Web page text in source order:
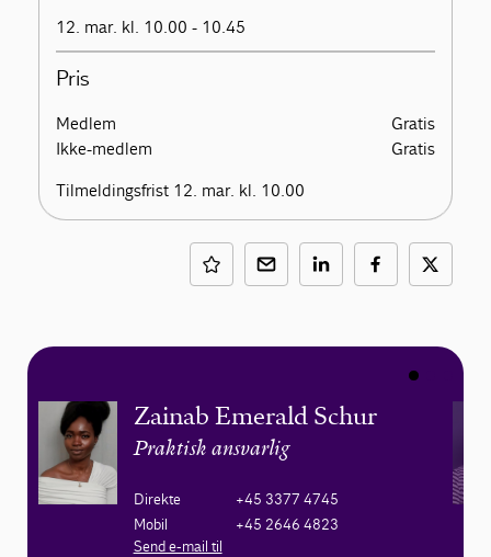
12. mar. kl. 10.00 - 10.45
Pris
Medlem
Gratis
Ikke-medlem
Gratis
Tilmeldingsfrist 12. mar. kl. 10.00
Zainab Emerald Schur
Praktisk ansvarlig
Direkte
+45 3377 4745
Mobil
+45 2646 4823
Send e-mail til